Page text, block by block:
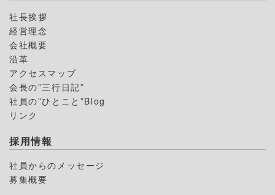
社長挨拶
経営理念
会社概要
沿革
アクセスマップ
会長の”三行日記”
社員の”ひとこと”Blog
リンク
採用情報
社員からのメッセージ
募集概要